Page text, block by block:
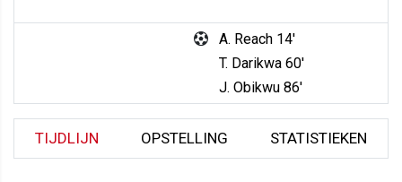
A. Reach 14'
T. Darikwa 60'
J. Obikwu 86'
TIJDLIJN OPSTELLING STATISTIEKEN